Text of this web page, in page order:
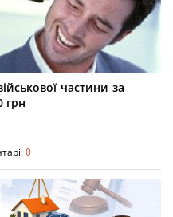
частини за
грн
0